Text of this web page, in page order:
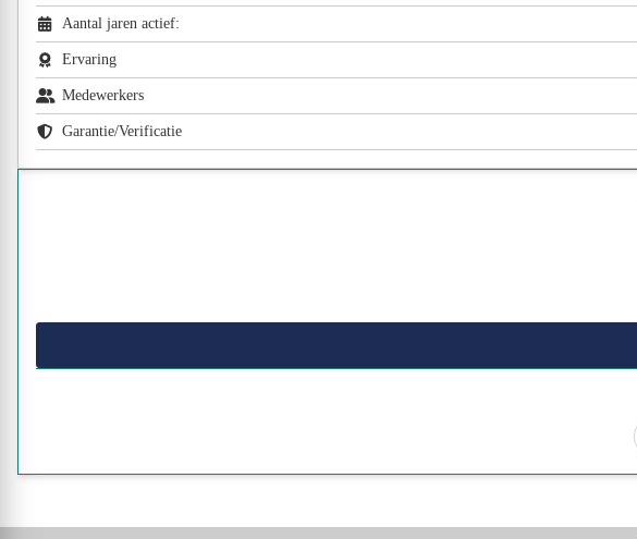
Aantal jaren actief:
Ervaring
Medewerkers
Garantie/Verificatie